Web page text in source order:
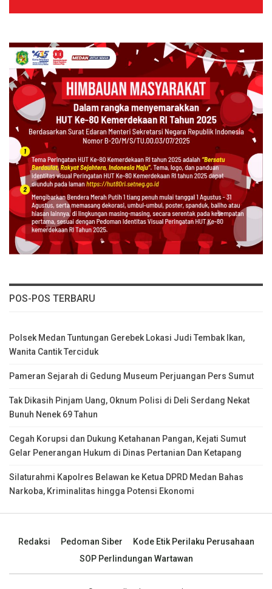
POS-POS TERBARU
Polsek Medan Tuntungan Gerebek Lokasi Judi Tembak Ikan,
Wanita Cantik Terciduk
Pameran Sejarah di Gedung Museum Perjuangan Pers Sumut
Tak Dikasih Pinjam Uang, Oknum Polisi di Deli Serdang Nekat
Bunuh Nenek 69 Tahun
Cegah Korupsi dan Dukung Ketahanan Pangan, Kejati Sumut
Gelar Penerangan Hukum di Dinas Pertanian Dan Ketapang
Silaturahmi Kapolres Belawan ke Ketua DPRD Medan Bahas
Narkoba, Kriminalitas hingga Potensi Ekonomi
Redaksi Pedoman Siber
Kode Etik Perilaku Perusahaan
SOP Perlindungan Wartawan